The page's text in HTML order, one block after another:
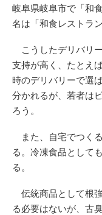
岐阜県岐阜市で「和
名は「和食レストラ
こうしたデリバリ
支持が高く、たとえ
時のデリバリーで選
分かれるが、若者は
ろう。
また、自宅でつく
る。冷凍食品として
る。
伝統商品として根
る必要はないが、古